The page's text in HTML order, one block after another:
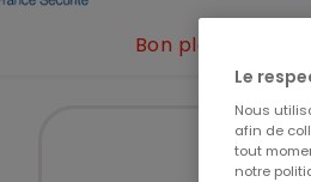
Bon plan
Individuelle (EPI)
Le
Nous
afin de
tout
notre